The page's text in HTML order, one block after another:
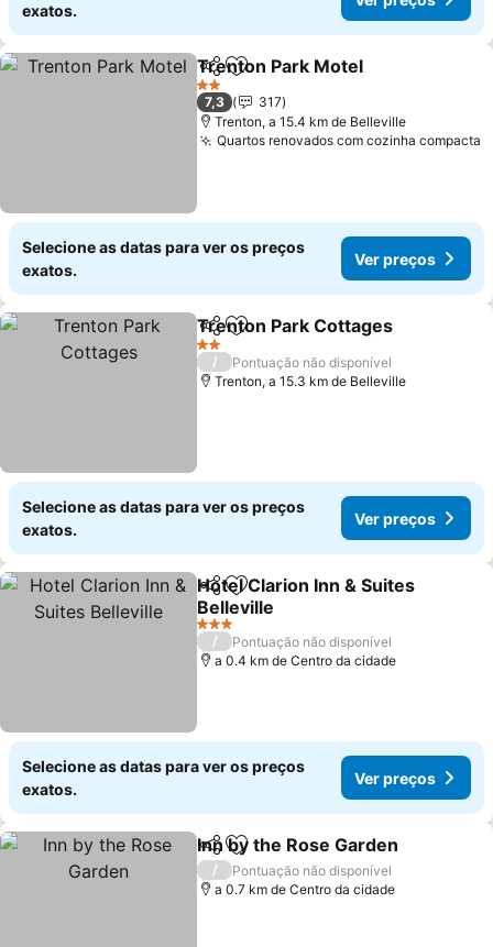
exatos.
PartilharAdicionar aos favoritos
Trenton Park Motel
2 Estrelas
7,3
317
Trenton, a 15.4 km de Belleville
Quartos renovados com cozinha compacta
Selecione as datas para ver os preços
exatos.
Ver preços
PartilharAdicionar aos favoritos
Trenton Park Cottages
2 Estrelas
/
Pontuação não disponível
Trenton, a 15.3 km de Belleville
Selecione as datas para ver os preços
exatos.
Ver preços
PartilharAdicionar aos favoritos
Hotel Clarion Inn & Suites
Belleville
3 Estrelas
/
Pontuação não disponível
a 0.4 km de Centro da cidade
Selecione as datas para ver os preços
exatos.
Ver preços
PartilharAdicionar aos favoritos
Inn by the Rose Garden
/
Pontuação não disponível
a 0.7 km de Centro da cidade